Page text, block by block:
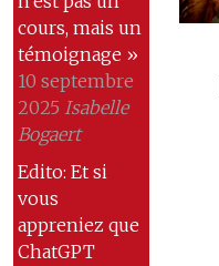
cours, mais un
témoignage »
10 septembre
2025 Isabelle
Bogaert
Edito: Et si
vous
appreniez que
ChatGPT